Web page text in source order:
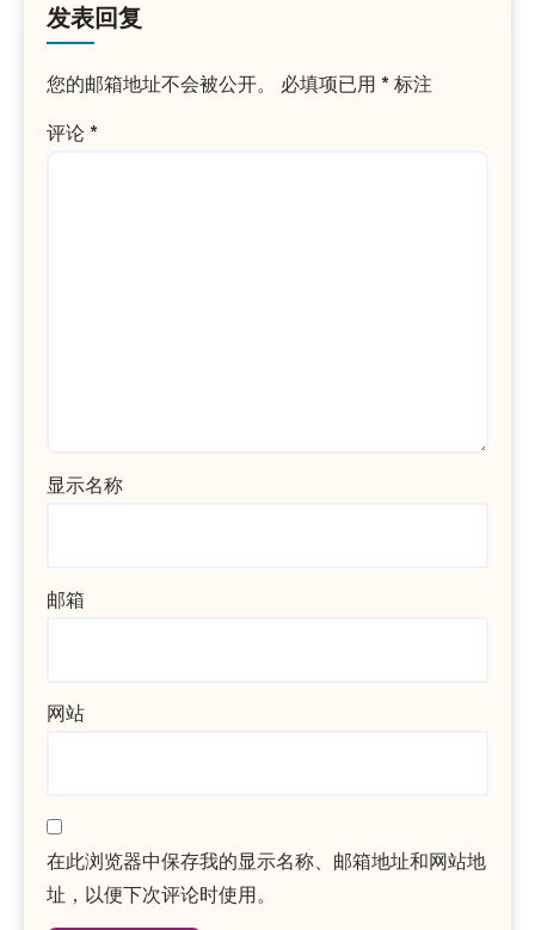
发表回复
您的邮箱地址不会被公开。 必填项已用 * 标注
评论 *
显示名称
邮箱
网站
在此浏览器中保存我的显示名称、邮箱地址和网站地
址，以便下次评论时使用。